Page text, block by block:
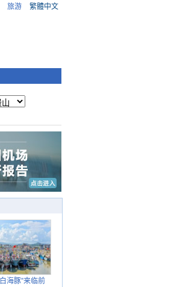
旅游 繁體中文
海豚”来临前